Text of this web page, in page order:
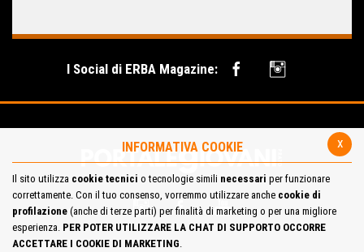
I Social di ERBA Magazine:
x
INFORMATIVA COOKIE
Il sito utilizza cookie tecnici o tecnologie simili necessari per funzionare
correttamente. Con il tuo consenso, vorremmo utilizzare anche cookie di
profilazione (anche di terze parti) per finalità di marketing o per una migliore
esperienza. PER POTER UTILIZZARE LA CHAT DI SUPPORTO OCCORRE
ACCETTARE I COOKIE DI MARKETING.